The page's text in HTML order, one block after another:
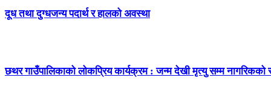
दूध तथा दुग्धजन्य पदार्थ र हालको अवस्था
छथर गाउँपालिकाको लोकप्रिय कार्यक्रम : जन्म देखी मृत्यु सम्म नागरिकको